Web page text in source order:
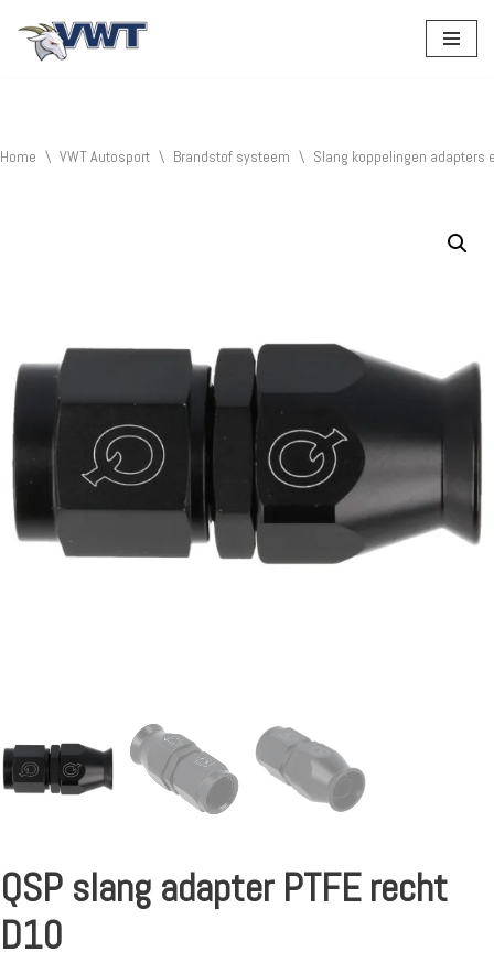
Home \ VWT Autosport \ Brandstof systeem \ Slang koppelingen adapters
QSP slang adapter PTFE recht
D10